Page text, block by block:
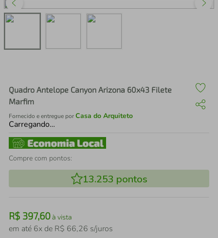
Quadro Antelope Canyon Arizona 60x43 Filete
Marfim
Fornecido e entregue porCasa do Arquiteto
Carregando…
Compre com pontos:
13.253 pontos
R$ 397,60à vista
em até 6x de R$ 66,26 s/juros
perfume